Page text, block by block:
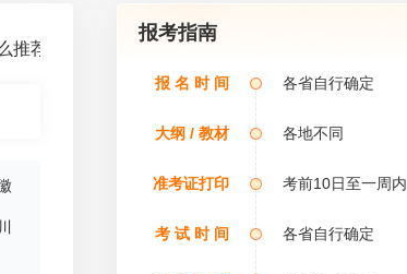
推荐你报考二级造价师？
报考指南
报 名 时 间 各省自行确定
大纲 / 教材 各地不同
准考证打印 考前10日至一周内
考 试 时 间 各省自行确定